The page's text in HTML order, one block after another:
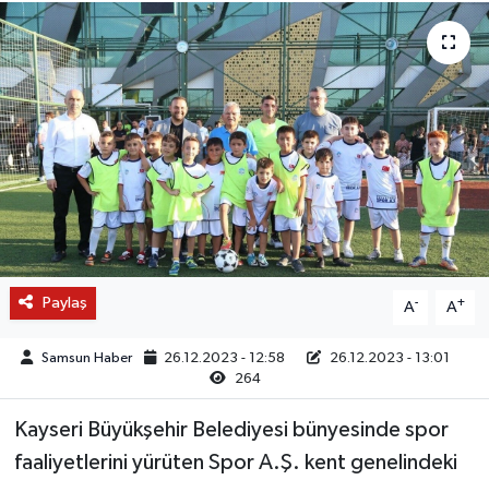
Paylaş A- A+
Samsun Haber 26.12.2023 - 12:58
26.12.2023 - 13:01
264
Kayseri Büyükşehir Belediyesi bünyesinde spor
faaliyetlerini yürüten Spor A.Ş. kent genelindeki